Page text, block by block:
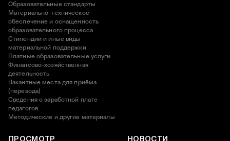
Образовательные стандарты
Материально-техническое
обеспечение и оснащенность
образовательного процесса
Стипендии и иные виды
материальной поддержки
Платные образовательные услуги
Финансово-хозяйственная
деятельность
Вакантные места для приёма
(перевода)
Сведения о заработной плате
педагогов
Методические и другие материалы
ПРОСМОТР НОВОСТИ